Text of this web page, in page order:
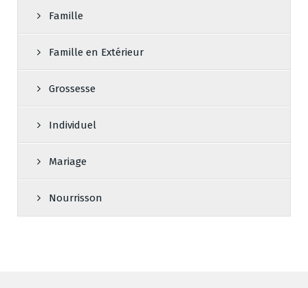
Famille
Famille en Extérieur
Grossesse
Individuel
Mariage
Nourrisson